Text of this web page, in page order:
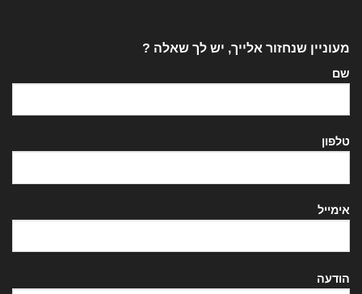
מעוניין שנחזור אלייך, יש לך שאלה ?
שם
טלפון
אימייל
הודעה